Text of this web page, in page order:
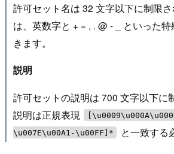
許可セット名は 32 文字以下に制限
は、英数字と + = , . @ - _ といった
きます。
説明
許可セットの説明は 700 文字以下に
説明は正規表現
\u007E\u00A1-\u00FF]*
と一致する